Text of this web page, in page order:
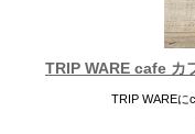
TRIP WARE cafe カ
TRIP WAREに